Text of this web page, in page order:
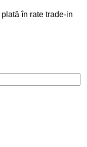
plată în rate trade-in